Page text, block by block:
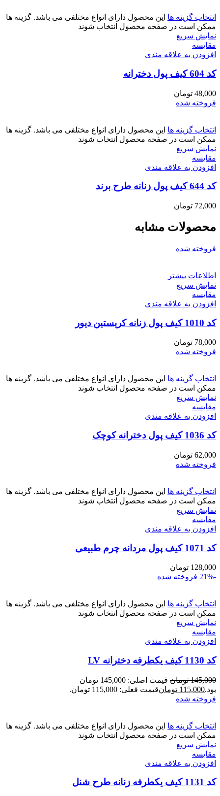
انتخاب گزینه ها این محصول دارای انواع مختلفی می باشد. گزینه ها
ممکن است در صفحه محصول انتخاب شوند
نمایش سریع
مقايسه
افزودن به علاقه مندی
کد 604 کیف پول دخترانه
48,000 تومان
فروخته شده
انتخاب گزینه ها این محصول دارای انواع مختلفی می باشد. گزینه ها
ممکن است در صفحه محصول انتخاب شوند
نمایش سریع
مقايسه
افزودن به علاقه مندی
کد 644 کیف پول زنانه طرح برند
72,000 تومان
محصولات مشابه
فروخته شده
اطلاعات بیشتر
نمایش سریع
مقايسه
افزودن به علاقه مندی
کد 1010 کیف پول زنانه کریستین دیور
78,000 تومان
فروخته شده
انتخاب گزینه ها این محصول دارای انواع مختلفی می باشد. گزینه ها
ممکن است در صفحه محصول انتخاب شوند
نمایش سریع
مقايسه
افزودن به علاقه مندی
کد 1036 کیف پول دخترانه کوچک
62,000 تومان
فروخته شده
انتخاب گزینه ها این محصول دارای انواع مختلفی می باشد. گزینه ها
ممکن است در صفحه محصول انتخاب شوند
نمایش سریع
مقايسه
افزودن به علاقه مندی
کد 1071 کیف پول مردانه چرم طبیعی
128,000 تومان
-21%
فروخته شده
انتخاب گزینه ها این محصول دارای انواع مختلفی می باشد. گزینه ها
ممکن است در صفحه محصول انتخاب شوند
نمایش سریع
مقايسه
افزودن به علاقه مندی
کد 1130 کیف یکطرفه دخترانه LV
145,000 تومان
قیمت اصلی: 145,000 تومان
بود.115,000 تومانقیمت فعلی: 115,000 تومان.
فروخته شده
انتخاب گزینه ها این محصول دارای انواع مختلفی می باشد. گزینه ها
ممکن است در صفحه محصول انتخاب شوند
نمایش سریع
مقايسه
افزودن به علاقه مندی
کد 1131 کیف یکطرفه زنانه طرح شنل